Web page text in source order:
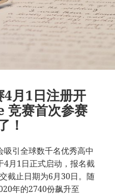
月1日注册开
竞赛首次参赛
！
引全球数千名优秀高中
4月1日正式启动，报名截
截止日期为6月30日。随
年的2740份飙升至